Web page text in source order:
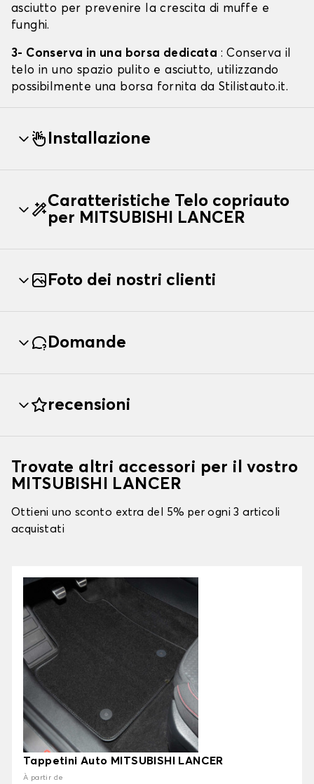
asciutto per prevenire la crescita di muffe e
funghi.
3- Conserva in una borsa dedicata : Conserva il
telo in uno spazio pulito e asciutto, utilizzando
possibilmente una borsa fornita da Stilistauto.it.
Installazione
Caratteristiche Telo copriauto
per MITSUBISHI LANCER
Foto dei nostri clienti
Domande
recensioni
Trovate altri accessori per il vostro
MITSUBISHI LANCER
Ottieni uno sconto extra del 5% per ogni 3 articoli
acquistati
Tappetini Auto MITSUBISHI LANCER
À partir de